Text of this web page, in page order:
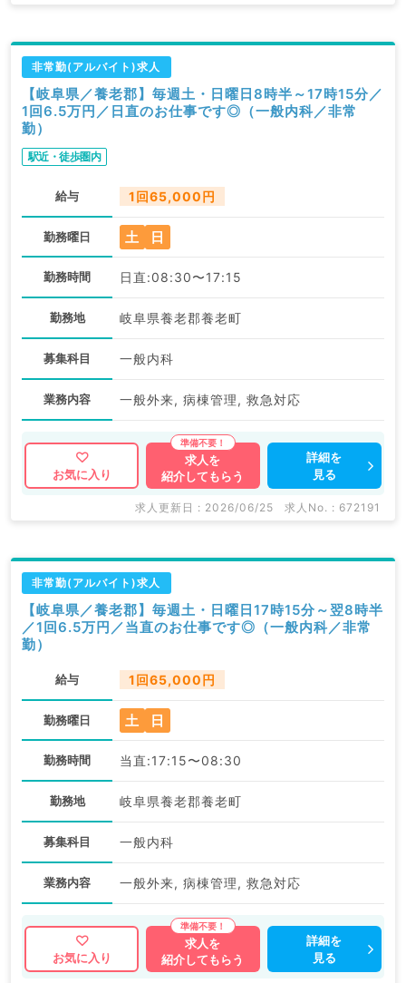
非常勤(アルバイト)求人
【岐阜県／養老郡】毎週土・日曜日8時半～17時15分／
1回6.5万円／日直のお仕事です◎（一般内科／非常
勤）
駅近・徒歩圏内
給与 1回65,000円
勤務曜日 土 日
勤務時間 日直:08:30〜17:15
勤務地 岐阜県養老郡養老町
募集科目 一般内科
業務内容 一般外来, 病棟管理, 救急対応
お気に入り
求人を
紹介してもらう
詳細を
見る
求人更新日 : 2026/06/25 求人No. : 672191
非常勤(アルバイト)求人
【岐阜県／養老郡】毎週土・日曜日17時15分～翌8時半
／1回6.5万円／当直のお仕事です◎（一般内科／非常
勤）
給与 1回65,000円
勤務曜日 土 日
勤務時間 当直:17:15〜08:30
勤務地 岐阜県養老郡養老町
募集科目 一般内科
業務内容 一般外来, 病棟管理, 救急対応
お気に入り
求人を
紹介してもらう
詳細を
見る